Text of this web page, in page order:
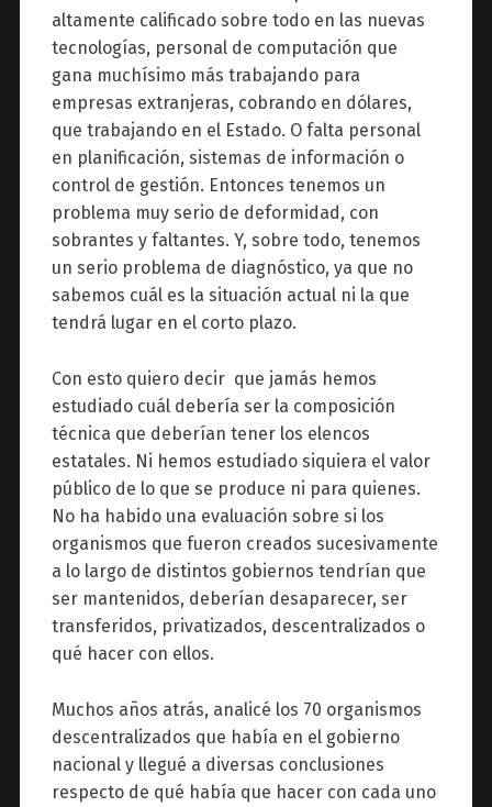
altamente calificado sobre todo en las nuevas
tecnologías, personal de computación que
gana muchísimo más trabajando para
empresas extranjeras, cobrando en dólares,
que trabajando en el Estado. O falta personal
en planificación, sistemas de información o
control de gestión. Entonces tenemos un
problema muy serio de deformidad, con
sobrantes y faltantes. Y, sobre todo, tenemos
un serio problema de diagnóstico, ya que no
sabemos cuál es la situación actual ni la que
tendrá lugar en el corto plazo.
Con esto quiero decir que jamás hemos
estudiado cuál debería ser la composición
técnica que deberían tener los elencos
estatales. Ni hemos estudiado siquiera el valor
público de lo que se produce ni para quienes.
No ha habido una evaluación sobre si los
organismos que fueron creados sucesivamente
a lo largo de distintos gobiernos tendrían que
ser mantenidos, deberían desaparecer, ser
transferidos, privatizados, descentralizados o
qué hacer con ellos.
Muchos años atrás, analicé los 70 organismos
descentralizados que había en el gobierno
nacional y llegué a diversas conclusiones
respecto de qué había que hacer con cada uno